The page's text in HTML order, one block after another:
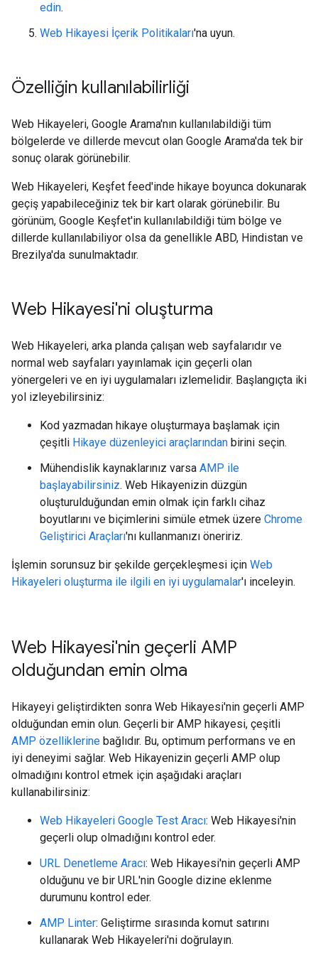
edin.
Web Hikayesi İçerik Politikaları'na uyun.
Özelliğin kullanılabilirliği
Web Hikayeleri, Google Arama'nın kullanılabildiği tüm
bölgelerde ve dillerde mevcut olan Google Arama'da tek bir
sonuç olarak görünebilir.
Web Hikayeleri, Keşfet feed'inde hikaye boyunca dokunarak
geçiş yapabileceğiniz tek bir kart olarak görünebilir. Bu
görünüm, Google Keşfet'in kullanılabildiği tüm bölge ve
dillerde kullanılabiliyor olsa da genellikle ABD, Hindistan ve
Brezilya'da sunulmaktadır.
Web Hikayesi'ni oluşturma
Web Hikayeleri, arka planda çalışan web sayfalarıdır ve
normal web sayfaları yayınlamak için geçerli olan
yönergeleri ve en iyi uygulamaları izlemelidir. Başlangıçta iki
yol izleyebilirsiniz:
Kod yazmadan hikaye oluşturmaya başlamak için
çeşitli Hikaye düzenleyici araçlarından birini seçin.
Mühendislik kaynaklarınız varsa AMP ile
başlayabilirsiniz. Web Hikayenizin düzgün
oluşturulduğundan emin olmak için farklı cihaz
boyutlarını ve biçimlerini simüle etmek üzere Chrome
Geliştirici Araçları'nı kullanmanızı öneririz.
İşlemin sorunsuz bir şekilde gerçekleşmesi için Web
Hikayeleri oluşturma ile ilgili en iyi uygulamalar'ı inceleyin.
Web Hikayesi'nin geçerli AMP
olduğundan emin olma
Hikayeyi geliştirdikten sonra Web Hikayesi'nin geçerli AMP
olduğundan emin olun. Geçerli bir AMP hikayesi, çeşitli
AMP özelliklerine bağlıdır. Bu, optimum performans ve en
iyi deneyimi sağlar. Web Hikayenizin geçerli AMP olup
olmadığını kontrol etmek için aşağıdaki araçları
kullanabilirsiniz:
Web Hikayeleri Google Test Aracı: Web Hikayesi'nin
geçerli olup olmadığını kontrol eder.
URL Denetleme Aracı: Web Hikayesi'nin geçerli AMP
olduğunu ve bir URL'nin Google dizine eklenme
durumunu kontrol eder.
AMP Linter: Geliştirme sırasında komut satırını
kullanarak Web Hikayeleri'ni doğrulayın.